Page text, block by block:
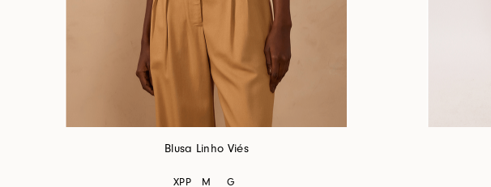
Blusa Linho Viés
XPP M G